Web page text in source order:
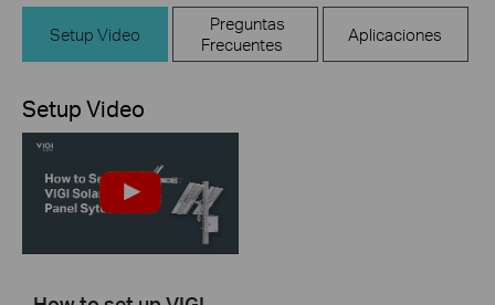
Setup Video
Preguntas
Frecuentes
Aplicaciones
Setup Video